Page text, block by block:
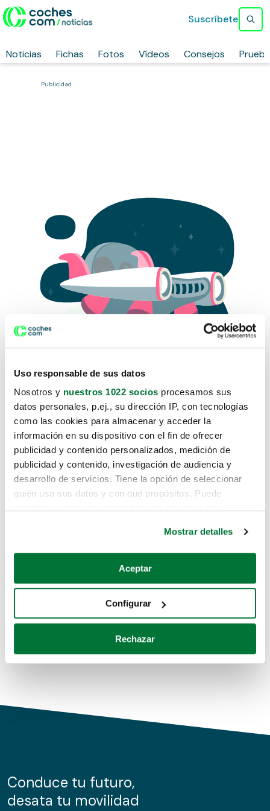
Uso responsable de sus datos
Nosotros y nuestros 1022 socios procesamos sus
datos personales, p.ej., su dirección IP, con tecnologías
como las cookies para almacenar y acceder la
información en su dispositivo con el fin de ofrecer
publicidad y contenido personalizados, medición de
publicidad y contenido, investigación de audiencia y
desarrollo de servicios. Tiene la opción de seleccionar
quién usa sus datos y con qué propósitos. Puede
Si lo permite, también quisiéramos:
Recopilar información sobre su ubicación geográfica
Identificar su dispositivo analizándolo activamente
para buscar características específicas (huellas
Obtenga más información sobre cómo se procesan sus
de cookies.
información sobre el uso que haga del sitio web con
nuestros partners de redes sociales, publicidad y análisis
Mostrar detalles
Aceptar
Configurar
Rechazar
Noticias Fichas Fotos Vídeos Consejos
Suscríbete
Publicidad
Lo sentimos, no sabemos como
te hemos traido hasta aquí.
Pero puedes encontrar el coche que estás
buscando en alguno de estos enlaces:
Coches de segunda mano
Coches de km0
Conduce tu futuro,
desata tu movilidad